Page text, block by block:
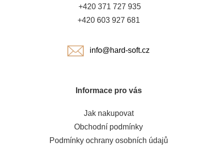
+420 371 727 935
+420 603 927 681
info@hard-soft.cz
Informace pro vás
Jak nakupovat
Obchodní podmínky
Podmínky ochrany osobních údajů